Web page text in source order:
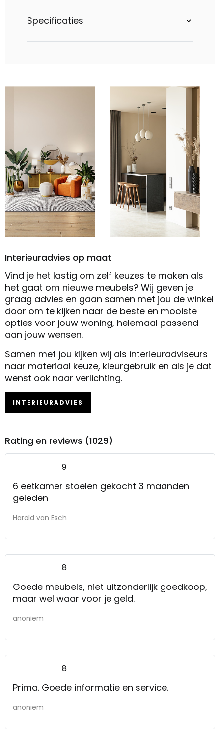
Specificaties
Interieuradvies op maat
Vind je het lastig om zelf keuzes te maken als
het gaat om nieuwe meubels? Wij geven je
graag advies en gaan samen met jou de winkel
door om te kijken naar de beste en mooiste
opties voor jouw woning, helemaal passend
aan jouw wensen.
Samen met jou kijken wij als interieuradviseurs
naar materiaal keuze, kleurgebruik en als je dat
wenst ook naar verlichting.
INTERIEURADVIES
Rating en reviews (1029)
9
6 eetkamer stoelen gekocht 3 maanden
geleden
Harold van Esch
8
Goede meubels, niet uitzonderlijk goedkoop,
maar wel waar voor je geld.
anoniem
8
Prima. Goede informatie en service.
anoniem